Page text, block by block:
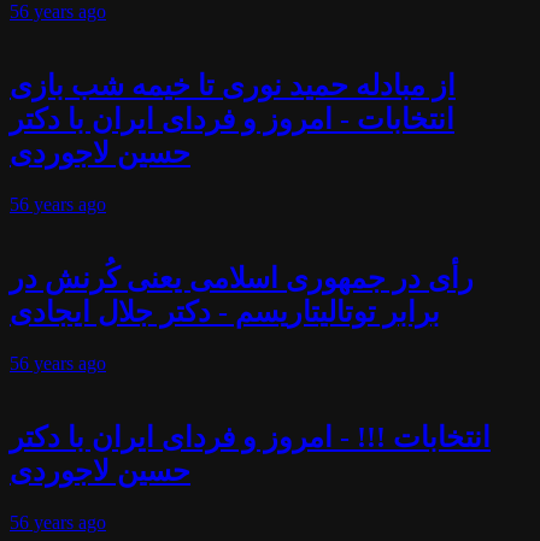
56 years ago
از مبادله حمید نوری تا خیمه شب بازی
انتخابات - امروز و فردای ایران با دکتر
حسین لاجوردی
56 years ago
رأی در جمهوری اسلامی یعنی کُرنش در
برابر توتالیتاریسم - دکتر جلال ایجادی
56 years ago
انتخابات !!! - امروز و فردای ایران با دکتر
حسین لاجوردی
56 years ago